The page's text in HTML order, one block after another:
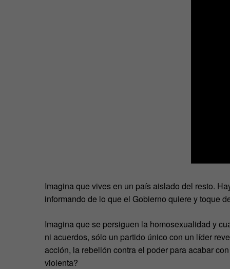
Imagina que vives en un país aislado del resto.
informando de lo que el Gobierno quiere y toque
Imagina que se persiguen la homosexualidad y
ni acuerdos, sólo un partido único con un líder
acción, la rebelión contra el poder para acabar
violenta?